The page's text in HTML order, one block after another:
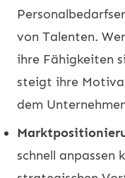
von Talenten.
ihre Fähigkeiten
steigt ihre
dem
schnell anpassen